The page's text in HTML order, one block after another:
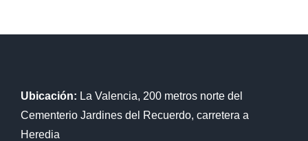
Ubicación: La Valencia, 200 metros norte del
Cementerio Jardines del Recuerdo, carretera a
Heredia